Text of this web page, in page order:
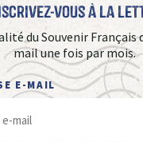
vous à La
du Souvenir
mail une fois par mois.
E-MAIL